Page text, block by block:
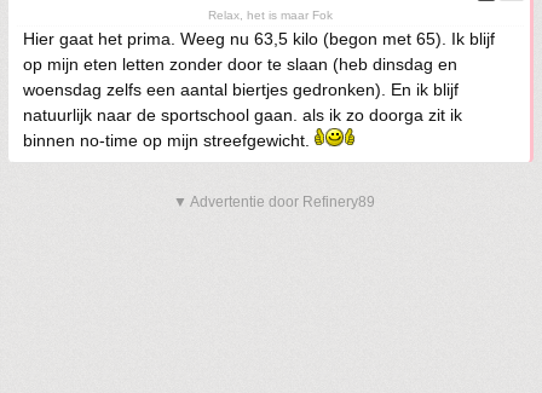
Relax, het is maar Fok
Hier gaat het prima. Weeg nu 63,5 kilo (begon met 65). Ik blijf
op mijn eten letten zonder door te slaan (heb dinsdag en
woensdag zelfs een aantal biertjes gedronken). En ik blijf
natuurlijk naar de sportschool gaan. als ik zo doorga zit ik
binnen no-time op mijn streefgewicht.
▼ Advertentie door Refinery89